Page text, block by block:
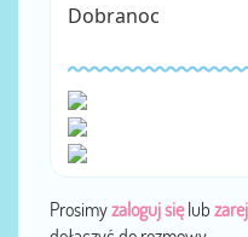
Dobranoc
Prosimyzaloguj sięlub